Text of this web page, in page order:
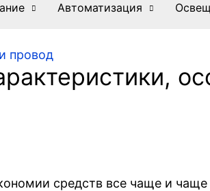
Автоматизация
провод
средств все чаще и